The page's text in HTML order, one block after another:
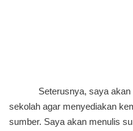
Seterusnya, saya akan
sekolah agar menyediakan
sumber. Saya akan menulis